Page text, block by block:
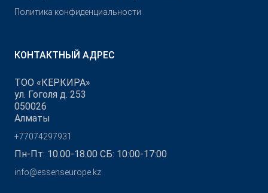
Политика конфиденциальности
КОНТАКТНЫЙ АДРЕС
ТОО «КЕРКИРА»
ул. Гоголя д. 253
050026
Алматы
+77074297931
Пн-Пт: 10.00-18.00 СБ: 10:00-17:00
info@essenseurope.kz